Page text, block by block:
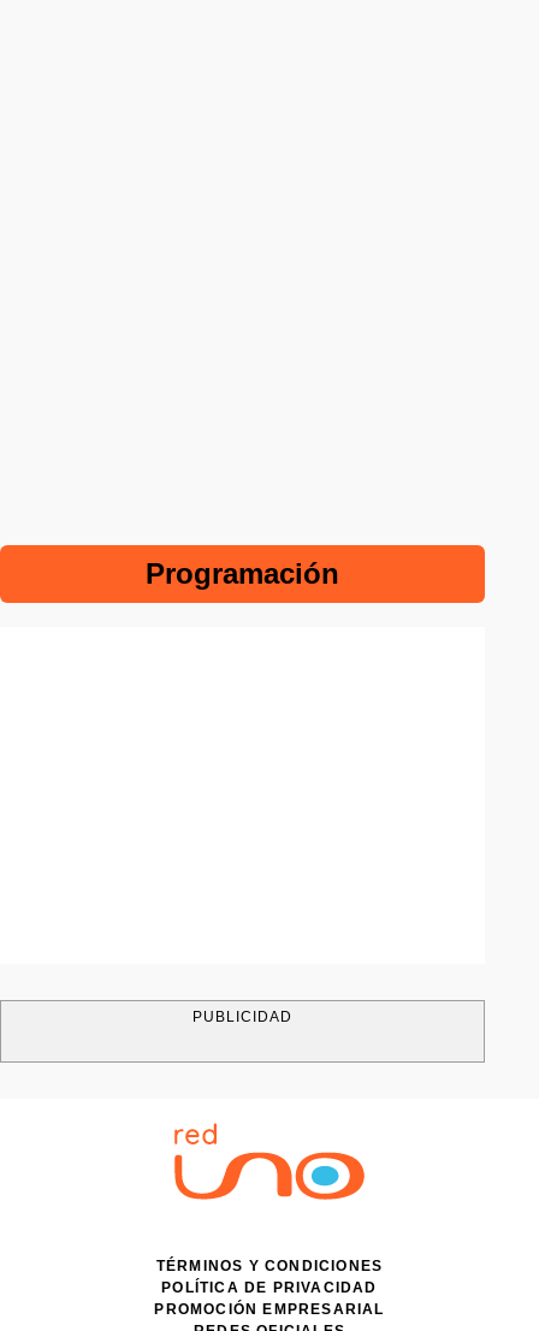
Programación
PUBLICIDAD
TÉRMINOS Y CONDICIONES
POLÍTICA DE PRIVACIDAD
PROMOCIÓN EMPRESARIAL